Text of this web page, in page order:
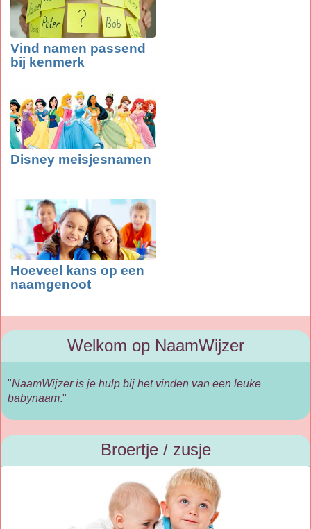
Vind namen passend
bij kenmerk
Disney meisjesnamen
Hoeveel kans op een
naamgenoot
Welkom op NaamWijzer
"NaamWijzer is je hulp bij het vinden van een leuke
babynaam."
Broertje / zusje